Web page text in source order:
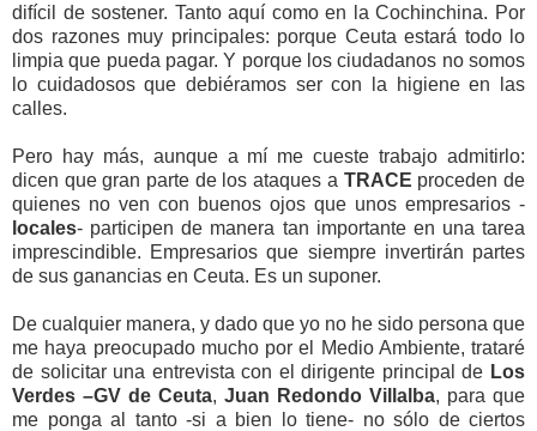
difícil de sostener. Tanto aquí como en la Cochinchina. Por
dos razones muy principales: porque Ceuta estará todo lo
limpia que pueda pagar. Y porque los ciudadanos no somos
lo cuidadosos que debiéramos ser con la higiene en las
calles.
Pero hay más, aunque a mí me cueste trabajo admitirlo:
dicen que gran parte de los ataques a TRACE proceden de
quienes no ven con buenos ojos que unos empresarios -
locales- participen de manera tan importante en una tarea
imprescindible. Empresarios que siempre invertirán partes
de sus ganancias en Ceuta. Es un suponer.
De cualquier manera, y dado que yo no he sido persona que
me haya preocupado mucho por el Medio Ambiente, trataré
de solicitar una entrevista con el dirigente principal de Los
Verdes –GV de Ceuta, Juan Redondo Villalba, para que
me ponga al tanto -si a bien lo tiene- no sólo de ciertos